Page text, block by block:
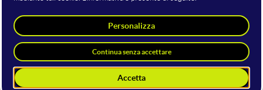
dell'
ecosistema dell'innovazione: startup, aziende,
delegazioni istituzionali, fondi di investimento, makers e
ricercatori, con l'obiettivo di promuovere quella che
possiamo definire unasocietà innovativa, inclusiva e
reciclica
, senza cui non è possibile immaginare un domani.